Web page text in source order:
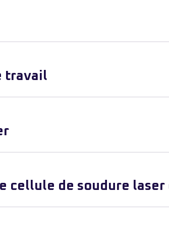
travail
cellule de soudure laser